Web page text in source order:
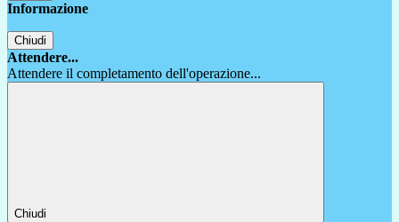
Informazione
Chiudi
Attendere...
Attendere il completamento dell'operazione...
Chiudi